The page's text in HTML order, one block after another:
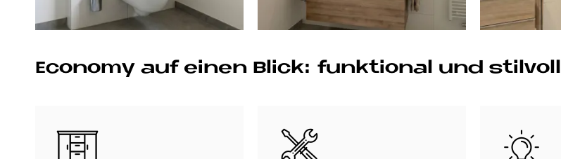
Economy auf einen Blick: funktional und stilvoll
Bild Bild Bild